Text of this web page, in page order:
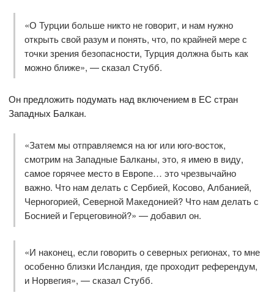
«О Турции больше никто не говорит, и нам нужно
открыть свой разум и понять, что, по крайней мере с
точки зрения безопасности, Турция должна быть как
можно ближе», — сказал Стубб.
Он предложить подумать над включением в ЕС стран
Западных Балкан.
«Затем мы отправляемся на юг или юго-восток,
смотрим на Западные Балканы, это, я имею в виду,
самое горячее место в Европе… это чрезвычайно
важно. Что нам делать с Сербией, Косово, Албанией,
Черногорией, Северной Македонией? Что нам делать с
Боснией и Герцеговиной?» — добавил он.
«И наконец, если говорить о северных регионах, то мне
особенно близки Исландия, где проходит референдум,
и Норвегия», — сказал Стубб.